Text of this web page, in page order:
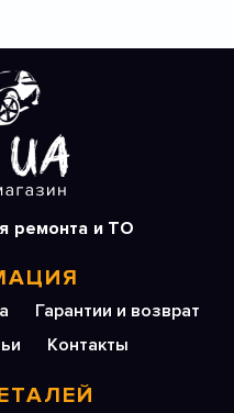
ремонта и ТО
Гарантии и возврат
Контакты